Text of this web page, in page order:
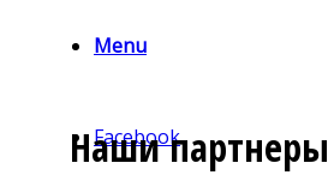
Menu
Facebook
Наши партнеры